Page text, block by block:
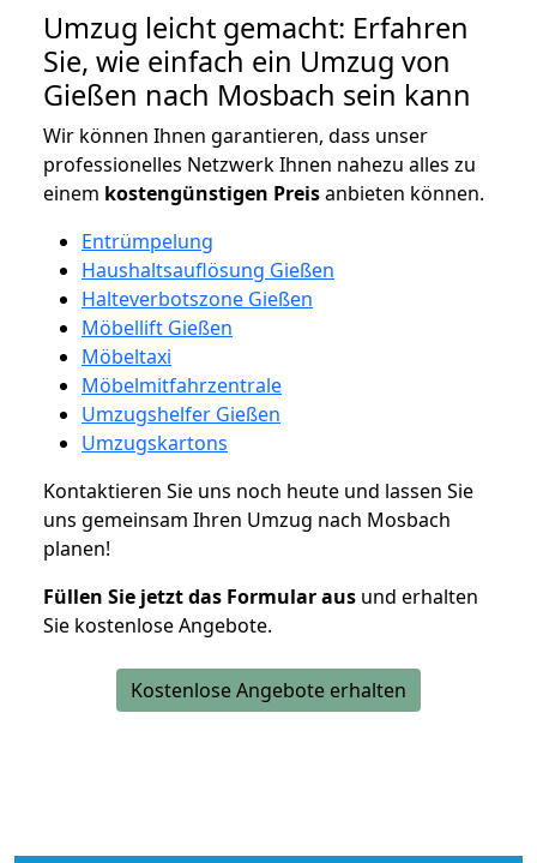
Umzug leicht gemacht: Erfahren
Sie, wie einfach ein Umzug von
Gießen nach Mosbach sein kann
Wir können Ihnen garantieren, dass unser
professionelles Netzwerk Ihnen nahezu alles zu
einem kostengünstigen Preisanbieten können.
Entrümpelung
Haushaltsauflösung Gießen
Halteverbotszone Gießen
Möbellift Gießen
Möbeltaxi
Möbelmitfahrzentrale
Umzugshelfer Gießen
Umzugskartons
Kontaktieren Sie uns noch heute und lassen Sie
uns gemeinsam Ihren Umzug nach Mosbach
planen!
Füllen Sie jetzt das Formular aus und erhalten
Sie kostenlose Angebote.
Kostenlose Angebote erhalten